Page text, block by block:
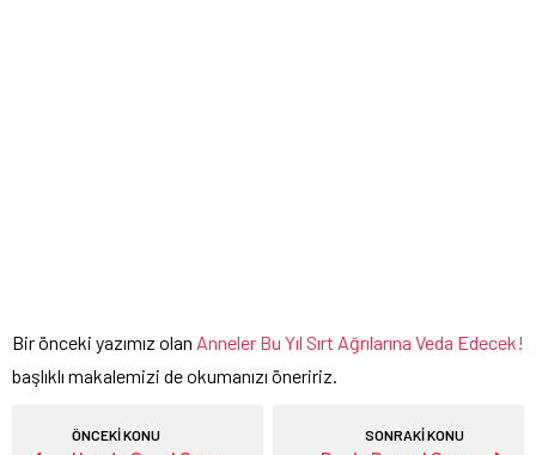
Bir önceki yazımız olan Anneler Bu Yıl Sırt Ağrılarına Veda Edecek!
başlıklı makalemizi de okumanızı öneririz.
ÖNCEKİ KONU SONRAKİ KONU